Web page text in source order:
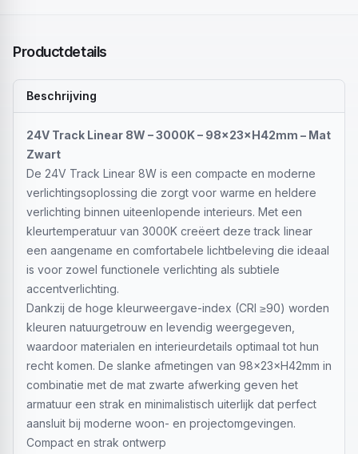
Productdetails
Beschrijving
24V Track Linear 8W – 3000K – 98×23×H42mm – Mat
Zwart
De 24V Track Linear 8W is een compacte en moderne
verlichtingsoplossing die zorgt voor warme en heldere
verlichting binnen uiteenlopende interieurs. Met een
kleurtemperatuur van 3000K creëert deze track linear
een aangename en comfortabele lichtbeleving die ideaal
is voor zowel functionele verlichting als subtiele
accentverlichting.
Dankzij de hoge kleurweergave-index (CRI ≥90) worden
kleuren natuurgetrouw en levendig weergegeven,
waardoor materialen en interieurdetails optimaal tot hun
recht komen. De slanke afmetingen van 98×23×H42mm in
combinatie met de mat zwarte afwerking geven het
armatuur een strak en minimalistisch uiterlijk dat perfect
aansluit bij moderne woon- en projectomgevingen.
Compact en strak ontwerp